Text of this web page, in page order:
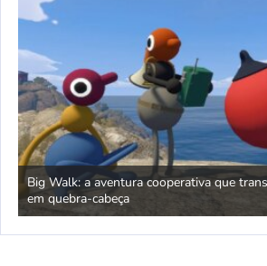
Big Walk: a aventura cooperativa que
em quebra-cabeça